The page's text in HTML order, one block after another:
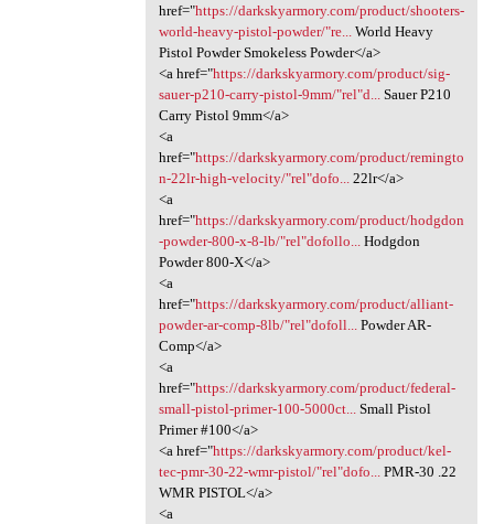
href="https://darkskyarmory.com/product/shooters-
world-heavy-pistol-powder/"re...World Heavy
Pistol Powder Smokeless Powder</a>
<a href="https://darkskyarmory.com/product/sig-
sauer-p210-carry-pistol-9mm/"rel"d...Sauer P210
Carry Pistol 9mm</a>
<a
href="https://darkskyarmory.com/product/remingto
n-22lr-high-velocity/"rel"dofo...22lr</a>
<a
href="https://darkskyarmory.com/product/hodgdon
-powder-800-x-8-lb/"rel"dofollo...Hodgdon
Powder 800-X</a>
<a
href="https://darkskyarmory.com/product/alliant-
powder-ar-comp-8lb/"rel"dofoll...Powder AR-
Comp</a>
<a
href="https://darkskyarmory.com/product/federal-
small-pistol-primer-100-5000ct...Small Pistol
Primer #100</a>
<a href="https://darkskyarmory.com/product/kel-
tec-pmr-30-22-wmr-pistol/"rel"dofo...PMR-30 .22
WMR PISTOL</a>
<a